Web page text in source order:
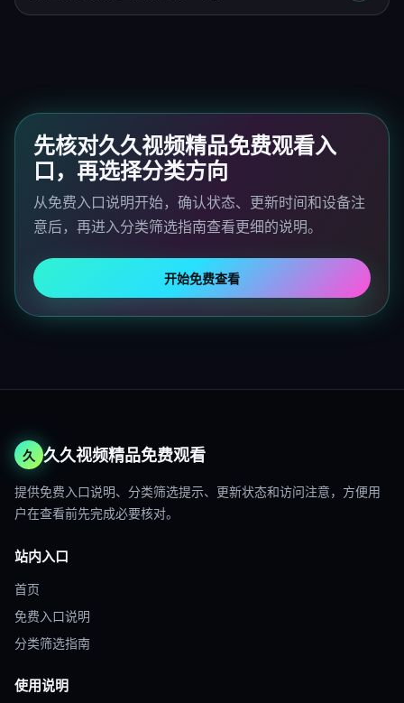
先核对久久视频精品免费观看入
口，再选择分类方向
从免费入口说明开始，确认状态、更新时间和设备注
意后，再进入分类筛选指南查看更细的说明。
开始免费查看
久 久久视频精品免费观看
提供免费入口说明、分类筛选提示、更新状态和访问注意，方便用
户在查看前先完成必要核对。
站内入口
首页
免费入口说明
分类筛选指南
使用说明